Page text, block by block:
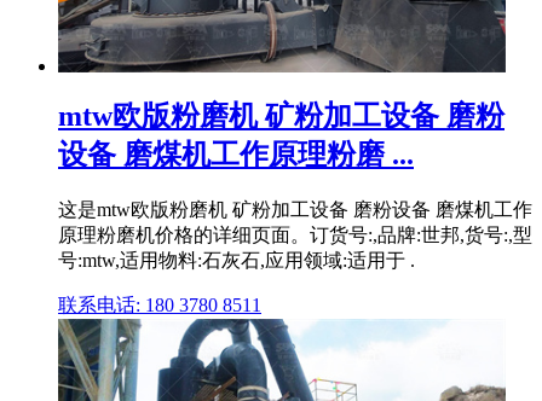
mtw欧版粉磨机 矿粉加工设备 磨粉
设备 磨煤机工作原理粉磨 ...
这是mtw欧版粉磨机 矿粉加工设备 磨粉设备 磨煤机工作
原理粉磨机价格的详细页面。订货号:,品牌:世邦,货号:,型
号:mtw,适用物料:石灰石,应用领域:适用于 .
联系电话: 180 3780 8511